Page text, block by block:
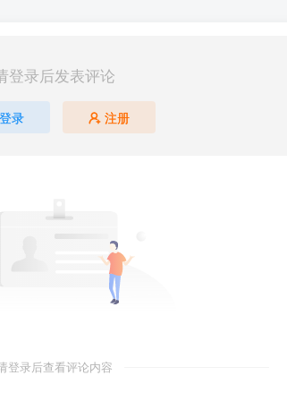
登录后发表评论
登录 注册
登录后查看评论内容